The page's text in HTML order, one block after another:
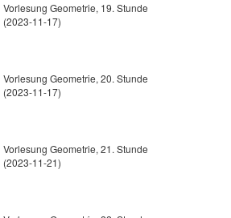
Vorlesung Geometrie, 19. Stunde
(2023-11-17)
Vorlesung Geometrie, 20. Stunde
(2023-11-17)
Vorlesung Geometrie, 21. Stunde
(2023-11-21)